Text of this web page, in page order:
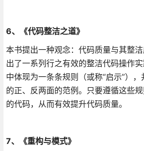
6、《代码整洁之道》
本书提出一种观念：代码质量与其整
出了一系列行之有效的整洁代码操作
中体现为一条条规则（或称“启示”）
的正、反两面的范例。只要遵循这些
的代码，从而有效提升代码质量。
7、《重构与模式》